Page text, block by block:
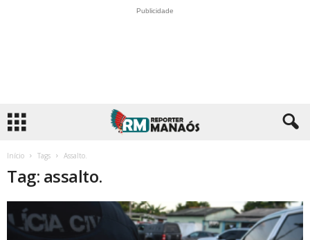
Publicidade
Início Tags Assalto.
Tag: assalto.